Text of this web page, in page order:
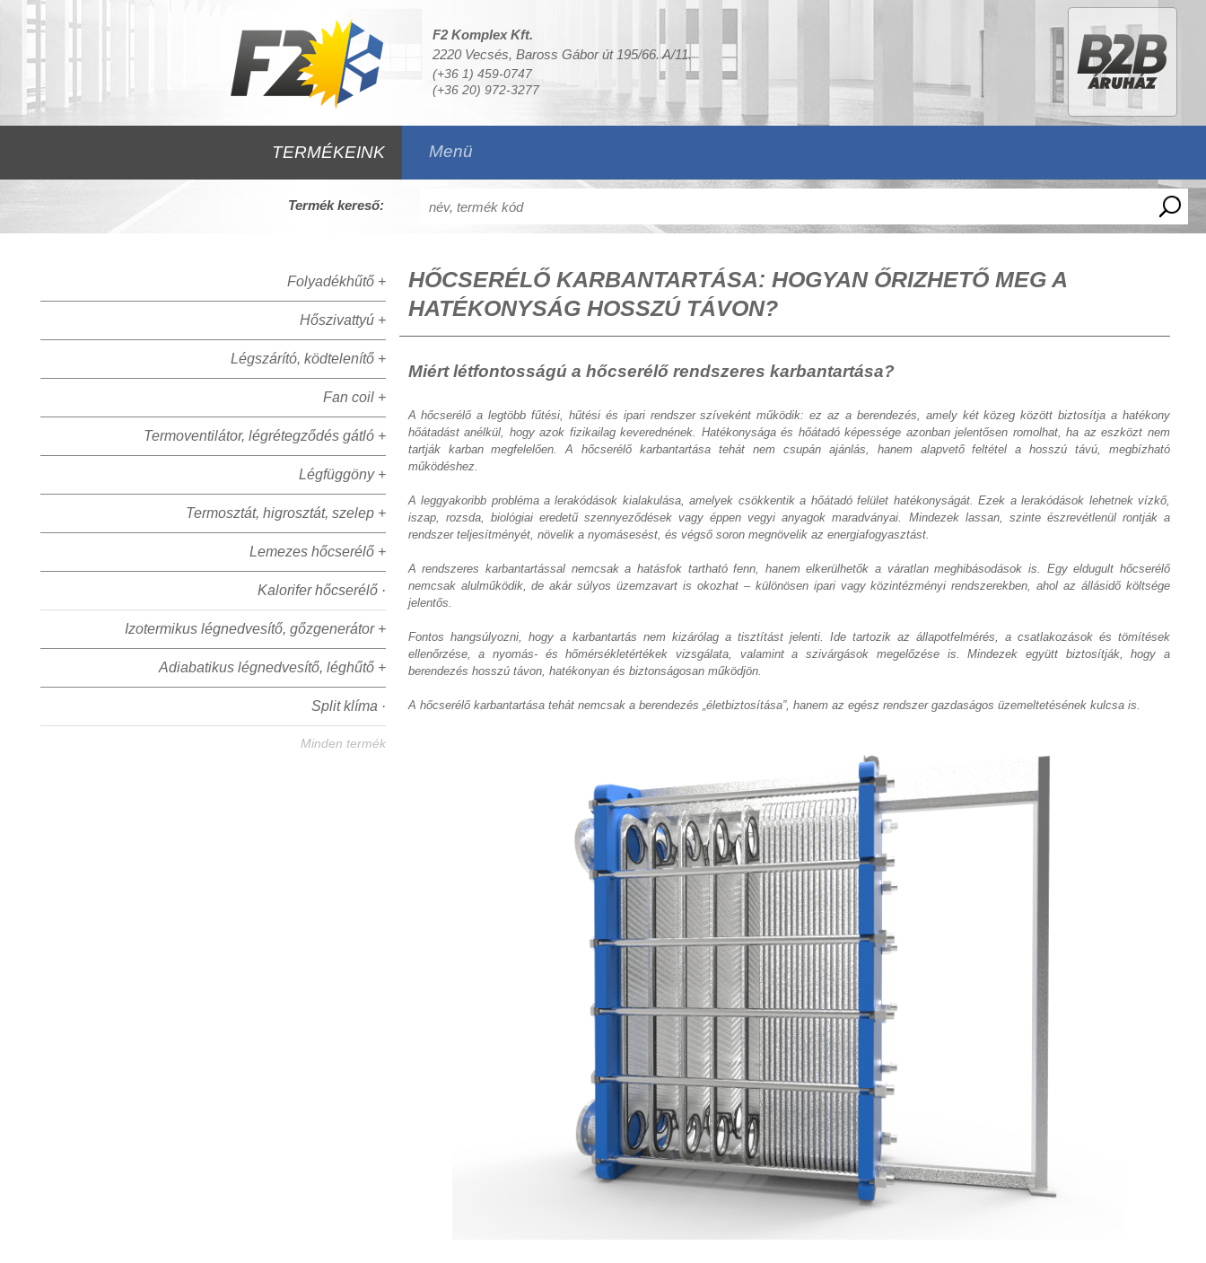
F2 Komplex Kft.
2220 Vecsés, Baross Gábor út 195/66. A/11.
(+36 1) 459-0747
(+36 20) 972-3277
TERMÉKEINK Menü
Termék kereső:
Folyadékhűtő +
Hőszivattyú +
Légszárító, ködtelenítő +
Fan coil +
Termoventilátor, légrétegződés gátló +
Légfüggöny +
Termosztát, higrosztát, szelep +
Lemezes hőcserélő +
Kalorifer hőcserélő ·
Izotermikus légnedvesítő, gőzgenerátor +
Adiabatikus légnedvesítő, léghűtő +
Split klíma ·
Minden termék
HŐCSERÉLŐ KARBANTARTÁSA: HOGYAN ŐRIZHETŐ MEG A
HATÉKONYSÁG HOSSZÚ TÁVON?
Miért létfontosságú a hőcserélő rendszeres karbantartása?
A hőcserélő a legtöbb fűtési, hűtési és ipari rendszer szíveként működik: ez az a berendezés, amely két közeg között biztosítja a hatékony
hőátadást anélkül, hogy azok fizikailag keverednének. Hatékonysága és hőátadó képessége azonban jelentősen romolhat, ha az eszközt nem
tartják karban megfelelően. A hőcserélő karbantartása tehát nem csupán ajánlás, hanem alapvető feltétel a hosszú távú, megbízható
működéshez.
A leggyakoribb probléma a lerakódások kialakulása, amelyek csökkentik a hőátadó felület hatékonyságát. Ezek a lerakódások lehetnek vízkő,
iszap, rozsda, biológiai eredetű szennyeződések vagy éppen vegyi anyagok maradványai. Mindezek lassan, szinte észrevétlenül rontják a
rendszer teljesítményét, növelik a nyomásesést, és végső soron megnövelik az energiafogyasztást.
A rendszeres karbantartással nemcsak a hatásfok tartható fenn, hanem elkerülhetők a váratlan meghibásodások is. Egy eldugult hőcserélő
nemcsak alulműködik, de akár súlyos üzemzavart is okozhat – különösen ipari vagy közintézményi rendszerekben, ahol az állásidő költsége
jelentős.
Fontos hangsúlyozni, hogy a karbantartás nem kizárólag a tisztítást jelenti. Ide tartozik az állapotfelmérés, a csatlakozások és tömítések
ellenőrzése, a nyomás- és hőmérsékletértékek vizsgálata, valamint a szivárgások megelőzése is. Mindezek együtt biztosítják, hogy a
berendezés hosszú távon, hatékonyan és biztonságosan működjön.
A hőcserélő karbantartása tehát nemcsak a berendezés „életbiztosítása”, hanem az egész rendszer gazdaságos üzemeltetésének kulcsa is.